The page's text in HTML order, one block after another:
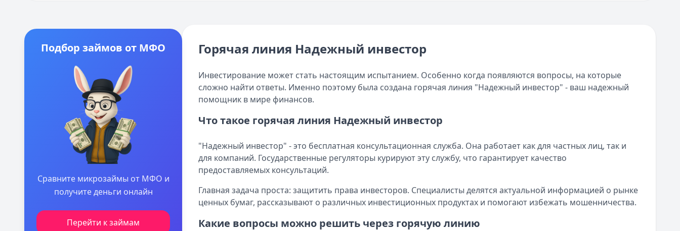
Подбор займов от МФО
Сравните микрозаймы от МФО и
получите деньги онлайн
Перейти к займам
Горячая линия Надежный инвестор
Инвестирование может стать настоящим испытанием. Особенно когда появляются вопросы, на которые
сложно найти ответы. Именно поэтому была создана горячая линия "Надежный инвестор" - ваш надежный
помощник в мире финансов.
Что такое горячая линия Надежный инвестор
"Надежный инвестор" - это бесплатная консультационная служба. Она работает как для частных лиц, так и
для компаний. Государственные регуляторы курируют эту службу, что гарантирует качество
предоставляемых консультаций.
Главная задача проста: защитить права инвесторов. Специалисты делятся актуальной информацией о рынке
ценных бумаг, рассказывают о различных инвестиционных продуктах и помогают избежать мошенничества.
Какие вопросы можно решить через горячую линию